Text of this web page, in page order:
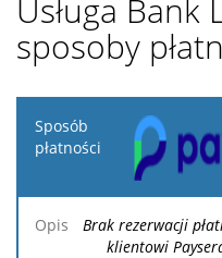
Usługa Bank
sposoby
Sposób
płatności
Opis Procenty
Brak rezerwacji
klientowi